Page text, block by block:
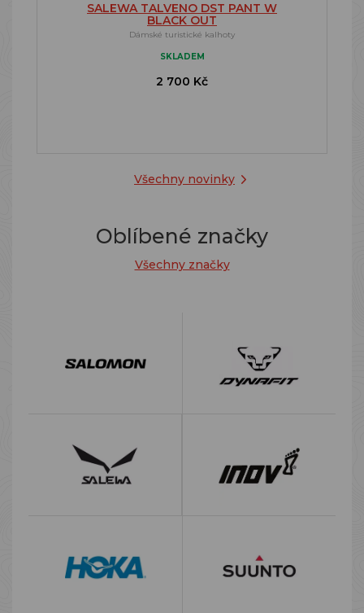
Všechny novinky
SALEWA TALVENO DST PANT W
BLACK OUT
Dámské turistické kalhoty
SKLADEM
2 700 Kč
Oblíbené značky
Všechny značky